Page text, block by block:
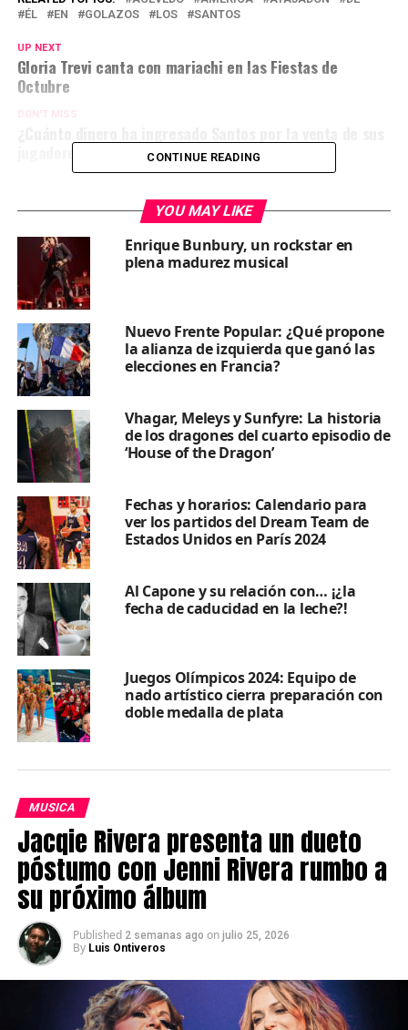
ÉL
EN GOLAZOS LOS SANTOS
UP NEXT
Gloria Trevi canta con mariachi en las Fiestas de
Octubre
DON'T MISS
jugadores al AméricaCONTINUE READING
YOU MAY LIKE
Enrique Bunbury, un rockstar en
plena madurez musical
Nuevo Frente Popular: ¿Qué propone
la alianza de izquierda que ganó las
elecciones en Francia?
Vhagar, Meleys y Sunfyre: La historia
de los dragones del cuarto episodio de
‘House of the Dragon’
Fechas y horarios: Calendario para
ver los partidos del Dream Team de
Estados Unidos en París 2024
Al Capone y su relación con… ¡¿la
fecha de caducidad en la leche?!
Juegos Olímpicos 2024: Equipo de
nado artístico cierra preparación con
doble medalla de plata
MUSICA
Jacqie Rivera presenta un dueto
póstumo con Jenni Rivera rumbo a
su próximo álbum
Published 2 semanas ago on julio 25, 2026
By Luis Ontiveros